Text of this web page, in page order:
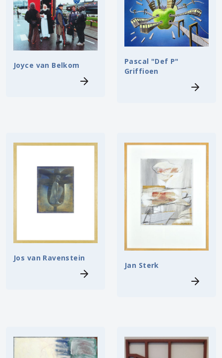
Joyce van Belkom
Pascal "Def P"
Griffioen
Jos van Ravenstein
Jan Sterk